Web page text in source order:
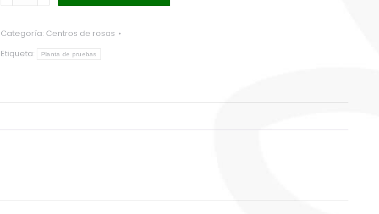
1
cantidad
Categoría: Centros de rosas
Etiqueta:
Planta de pruebas